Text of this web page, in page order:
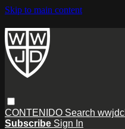
Skip to main content
CONTENIDO Search
Subscribe Sign In